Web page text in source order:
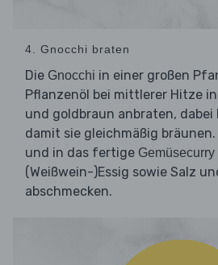
4. Gnocchi braten
Die Gnocchi in einer großen
Pflanzenöl bei mittlerer Hitze in
und goldbraun anbraten, dabei
damit sie gleichmäßig
und in das fertige Gemüsecurry
(Weißwein-)Essig sowie Salz
abschmecken.